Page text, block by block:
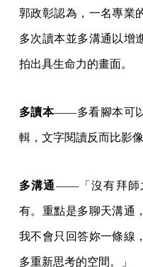
郭政彰認為，一名專業
多次讀本並多溝通以增
拍出具生命力的畫面。
多讀本——多看腳本可
輯，文字閱讀反而比影
多溝通——「沒有拜師
有。重點是多聊天溝通
我不會只回答妳一條線
多重新思考的空間。」